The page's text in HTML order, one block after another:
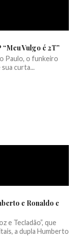
Vulgo é 2T”
Paulo, o funkeiro
curta...
e Ronaldo e
e Tecladão”, que
a dupla Humberto